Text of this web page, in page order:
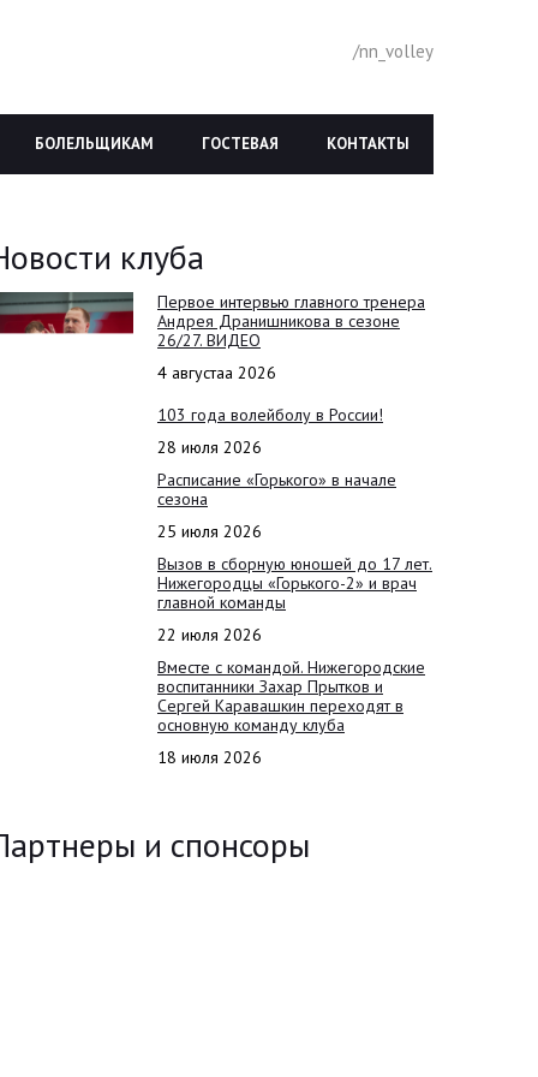
/nn_volley
КОНТАКТЫ
ГОСТЕВАЯ
БОЛЕЛЬЩИКАМ
клуба
Первое интервью главного тренера
Андрея Дранишникова в сезоне
26/27. ВИДЕО
4 августаа 2026
103 года волейболу в России!
28 июля 2026
Расписание «Горького» в начале
сезона
25 июля 2026
Вызов в сборную юношей до 17 лет.
Нижегородцы «Горького-2» и врач
главной команды
22 июля 2026
Вместе с командой. Нижегородские
воспитанники Захар Прытков и
Сергей Каравашкин переходят в
основную команду клуба
18 июля 2026
и спонсоры